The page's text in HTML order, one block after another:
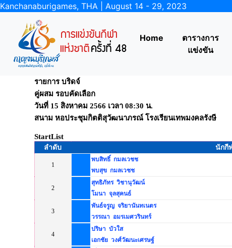
Kanchanaburigames, THA | August 14 - 29, 2023
Home
ตารางการ
แข่งขัน
รายการ บริดจ์
คู่ผสม รอบคัดเลือก
วันที่ 15 สิงหาคม 2566 เวลา 08:30 น.
สนาม หอประชุมกิตติสุวัฒนาภรณ์ โรงเรียนเทพมงคลรังษี
StartList
ลำดับ นักกี
1
พบสิทธิ์ กมลเวชช
พบสุข กมลเวชช
2
สุทธิภัทร วิชานุวัฒน์
โมนา จุลสุคนธ์
3
พันธ์จรูญ จริยานันทเนตร
วรรณา อมรเมศวรินทร์
4
ปริษา บัวใส
เอกชัย วงศ์วัฒนะเศรษฐ์